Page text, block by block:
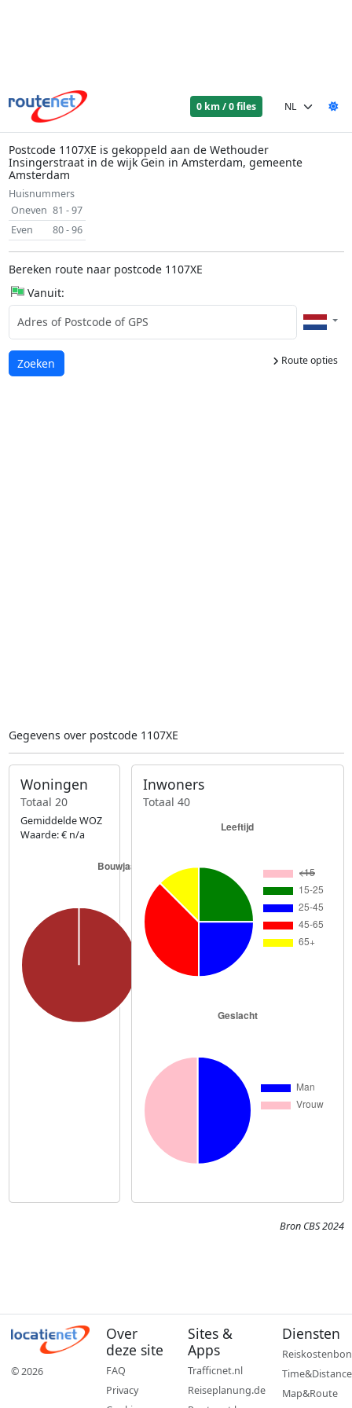
0 km / 0 files
Postcode 1107XE is gekoppeld aan de Wethouder
Insingerstraat in de wijk Gein in Amsterdam, gemeente
Amsterdam
Huisnummers
Oneven 81 - 97
Even
80 - 96
Bereken route naar postcode 1107XE
Vanuit:
Route opties
Laden...
Zoeken
Gegevens over postcode 1107XE
Woningen
Totaal 20
Gemiddelde WOZ
Waarde: € n/a
Inwoners
Totaal 40
Bron CBS 2024
© 2026
Over
deze site
FAQ
Privacy
Sites &
Apps
Trafficnet.nl
Reiseplanung.de
Diensten
Reiskostenbon
Time&Distance
Map&Route